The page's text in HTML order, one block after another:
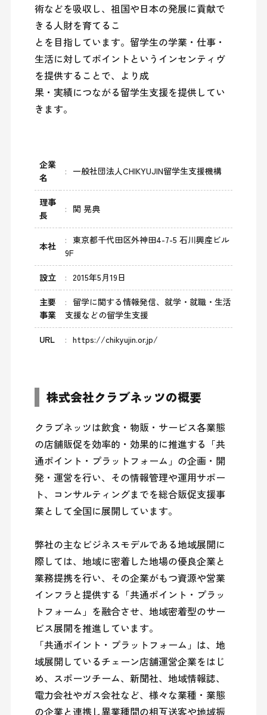
術などを吸収し、祖国や日本の発展に貢献で
きる人財を育てるこ
とを目指しています。留学生の学業・仕事・
生活に対してポイントというインセンティヴ
を提供することで、より成
果・実績につながる留学生支援を提供してい
きます。
企業
名
一般社団法人CHIKYUJIN留学生支援機構
理事
長
関 晃典
本社
東京都千代田区外神田4-7-5 石川興産ビル
9F
設立 2015年5月19日
主要
事業
留学に関する情報発信、就学・就職・生活
支援などの留学生支援
URL https://chikyujin.or.jp/
株式会社クラブネッツの概要
クラブネッツは飲食・物販・サービス各業態
の店舗販促を効率的・効果的に推進する「共
通ポイント・プラットフォーム」の企画・開
発・運営を行い、その情報管理や運用サポー
ト、コンサルティングまでを総合販促支援事
業として全国に展開しています。
弊社の主なビジネスモデルである地域展開に
際しては、地域に密着した地場の優良企業と
業務提携を行い、その企業がもつ資源や営業
インフラと提供する「共通ポイント・プラッ
トフォーム」を融合させ、地域密着型のサー
ビス展開を推進しています。
「共通ポイント・プラットフォーム」は、地
域展開しているチェーン店舗運営企業をはじ
め、スポーツチーム、新聞社、地域情報誌、
電力会社やガス会社など、様々な業種・業態
の企業と連携し異業種間の相互送客や地域振